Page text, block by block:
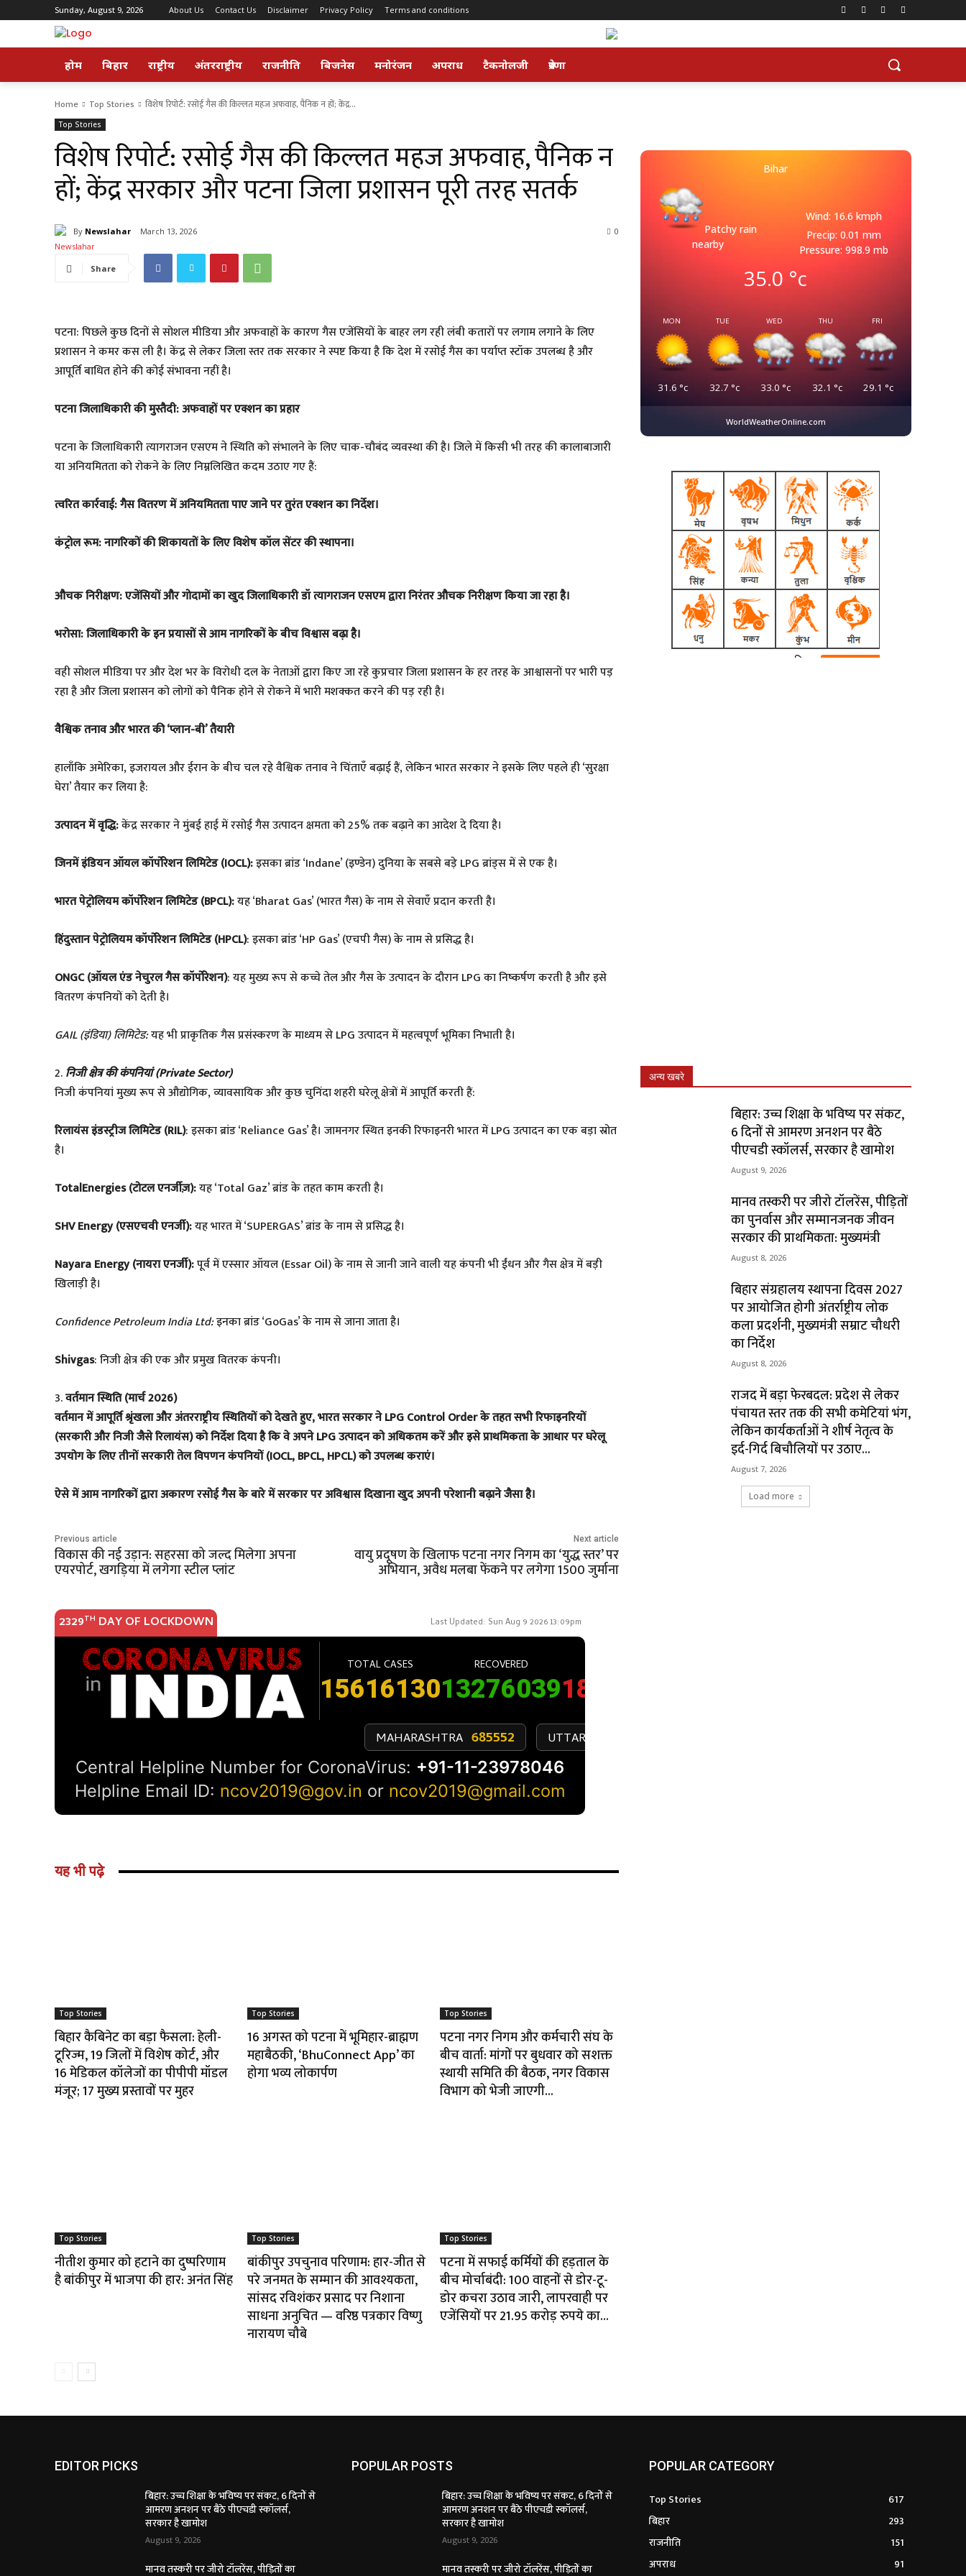
Sunday, August 9, 2026 About Us Contact Us Disclaimer Privacy Policy Terms and conditions
होम बिहार राष्ट्रीय अंतरराष्ट्रीय राजनीति बिजनेस मनोरंजन अपराध टैकनोलजी प्रेरणा
Home Top Stories विशेष रिपोर्ट: रसोई गैस की किल्लत महज अफवाह, पैनिक न हों; केंद्र...
Top Stories
विशेष रिपोर्ट: रसोई गैस की किल्लत महज अफवाह, पैनिक न
हों; केंद्र सरकार और पटना जिला प्रशासन पूरी तरह सतर्क
By Newslahar March 13, 2026 0
Share
पटना: पिछले कुछ दिनों से सोशल मीडिया और अफवाहों के कारण गैस एजेंसियों के बाहर लग रही लंबी कतारों पर लगाम लगाने के लिए
प्रशासन ने कमर कस ली है। केंद्र से लेकर जिला स्तर तक सरकार ने स्पष्ट किया है कि देश में रसोई गैस का पर्याप्त स्टॉक उपलब्ध है और
आपूर्ति बाधित होने की कोई संभावना नहीं है।
पटना जिलाधिकारी की मुस्तैदी: अफवाहों पर एक्शन का प्रहार
पटना के जिलाधिकारी त्यागराजन एसएम ने स्थिति को संभालने के लिए चाक-चौबंद व्यवस्था की है। जिले में किसी भी तरह की कालाबाजारी
या अनियमितता को रोकने के लिए निम्नलिखित कदम उठाए गए हैं:
त्वरित कार्रवाई: गैस वितरण में अनियमितता पाए जाने पर तुरंत एक्शन का निर्देश।
कंट्रोल रूम: नागरिकों की शिकायतों के लिए विशेष कॉल सेंटर की स्थापना।
औचक निरीक्षण: एजेंसियों और गोदामों का खुद जिलाधिकारी डॉ त्यागराजन एसएम द्वारा निरंतर औचक निरीक्षण किया जा रहा है।
भरोसा: जिलाधिकारी के इन प्रयासों से आम नागरिकों के बीच विश्वास बढ़ा है।
वही सोशल मीडिया पर और देश भर के विरोधी दल के नेताओं द्वारा किए जा रहे कुप्रचार जिला प्रशासन के हर तरह के आश्वासनों पर भारी पड़
रहा है और जिला प्रशासन को लोगों को पैनिक होने से रोकने में भारी मशक्कत करने की पड़ रही है।
वैश्विक तनाव और भारत की ‘प्लान-बी’ तैयारी
हालाँकि अमेरिका, इजरायल और ईरान के बीच चल रहे वैश्विक तनाव ने चिंताएँ बढ़ाई हैं, लेकिन भारत सरकार ने इसके लिए पहले ही ‘सुरक्षा
घेरा’ तैयार कर लिया है:
उत्पादन में वृद्धि:केंद्र सरकार ने मुंबई हाई में रसोई गैस उत्पादन क्षमता को 25% तक बढ़ाने का आदेश दे दिया है।
जिनमें इंडियन ऑयल कॉर्पोरेशन लिमिटेड (IOCL):इसका ब्रांड ‘Indane’ (इण्डेन) दुनिया के सबसे बड़े LPG ब्रांड्स में से एक है।
भारत पेट्रोलियम कॉर्पोरेशन लिमिटेड (BPCL):यह ‘Bharat Gas’ (भारत गैस) के नाम से सेवाएँ प्रदान करती है।
हिंदुस्तान पेट्रोलियम कॉर्पोरेशन लिमिटेड (HPCL): इसका ब्रांड ‘HP Gas’ (एचपी गैस) के नाम से प्रसिद्ध है।
ONGC (ऑयल एंड नेचुरल गैस कॉर्पोरेशन): यह मुख्य रूप से कच्चे तेल और गैस के उत्पादन के दौरान LPG का निष्कर्षण करती है और इसे
वितरण कंपनियों को देती है।
GAIL (इंडिया) लिमिटेड:यह भी प्राकृतिक गैस प्रसंस्करण के माध्यम से LPG उत्पादन में महत्वपूर्ण भूमिका निभाती है।
​2.निजी क्षेत्र की कंपनियां (Private Sector)
​निजी कंपनियां मुख्य रूप से औद्योगिक, व्यावसायिक और कुछ चुनिंदा शहरी घरेलू क्षेत्रों में आपूर्ति करती हैं:
रिलायंस इंडस्ट्रीज लिमिटेड (RIL): इसका ब्रांड ‘Reliance Gas’ है। जामनगर स्थित इनकी रिफाइनरी भारत में LPG उत्पादन का एक बड़ा स्रोत
है।
TotalEnergies (टोटल एनर्जीज़):यह ‘Total Gaz’ ब्रांड के तहत काम करती है।
SHV Energy (एसएचवी एनर्जी):यह भारत में ‘SUPERGAS’ ब्रांड के नाम से प्रसिद्ध है।
Nayara Energy (नायरा एनर्जी):पूर्व में एस्सार ऑयल (Essar Oil) के नाम से जानी जाने वाली यह कंपनी भी ईंधन और गैस क्षेत्र में बड़ी
खिलाड़ी है।
Confidence Petroleum India Ltd:इनका ब्रांड ‘GoGas’ के नाम से जाना जाता है।
Shivgas: निजी क्षेत्र की एक और प्रमुख वितरक कंपनी।
​3.वर्तमान स्थिति (मार्च 2026)
​वर्तमान में आपूर्ति श्रृंखला और अंतरराष्ट्रीय स्थितियों को देखते हुए, भारत सरकार ने LPG Control Order के तहत सभी रिफाइनरियों
(सरकारी और निजी जैसे रिलायंस) को निर्देश दिया है कि वे अपने LPG उत्पादन को अधिकतम करें और इसे प्राथमिकता के आधार पर घरेलू
उपयोग के लिए तीनों सरकारी तेल विपणन कंपनियों (IOCL, BPCL, HPCL) को उपलब्ध कराएं।
ऐसे में आम नागरिकों द्वारा अकारण रसोई गैस के बारे में सरकार पर अविश्वास दिखाना खुद अपनी परेशानी बढ़ाने जैसा है।
Previous article
विकास की नई उड़ान: सहरसा को जल्द मिलेगा अपना
एयरपोर्ट, खगड़िया में लगेगा स्टील प्लांट
Next article
वायु प्रदूषण के खिलाफ पटना नगर निगम का ‘युद्ध स्तर’ पर
अभियान, अवैध मलबा फेंकने पर लगेगा 1500 जुर्माना
यह भी पढ़े
Top Stories
बिहार कैबिनेट का बड़ा फैसला: हेली-
टूरिज्म, 19 जिलों में विशेष कोर्ट, और
16 मेडिकल कॉलेजों का पीपीपी मॉडल
मंजूर; 17 मुख्य प्रस्तावों पर मुहर
Top Stories
16 अगस्त को पटना में भूमिहार-ब्राह्मण
महाबैठकी, ‘BhuConnect App’ का
होगा भव्य लोकार्पण
Top Stories
पटना नगर निगम और कर्मचारी संघ के
बीच वार्ता: मांगों पर बुधवार को सशक्त
स्थायी समिति की बैठक, नगर विकास
विभाग को भेजी जाएगी...
Top Stories
नीतीश कुमार को हटाने का दुष्परिणाम
है बांकीपुर में भाजपा की हार: अनंत सिंह
Top Stories
बांकीपुर उपचुनाव परिणाम: हार-जीत से
परे जनमत के सम्मान की आवश्यकता,
सांसद रविशंकर प्रसाद पर निशाना
साधना अनुचित — वरिष्ठ पत्रकार विष्णु
नारायण चौबे
Top Stories
पटना में सफाई कर्मियों की हड़ताल के
बीच मोर्चाबंदी: 100 वाहनों से डोर-टू-
डोर कचरा उठाव जारी, लापरवाही पर
एजेंसियों पर 21.95 करोड़ रुपये का...
Bihar
Patchy rain
nearby
Wind: 16.6 kmph
Precip: 0.01 mm
Pressure: 998.9 mb
35.0 °c
MON
31.6 °c
TUE
32.7 °c
WED
33.0 °c
THU
32.1 °c
FRI
29.1 °c
WorldWeatherOnline.com
अन्य खबरे
बिहार: उच्च शिक्षा के भविष्य पर संकट,
6 दिनों से आमरण अनशन पर बैठे
पीएचडी स्कॉलर्स, सरकार है खामोश
August 9, 2026
मानव तस्करी पर जीरो टॉलरेंस, पीड़ितों
का पुनर्वास और सम्मानजनक जीवन
सरकार की प्राथमिकता: मुख्यमंत्री
August 8, 2026
बिहार संग्रहालय स्थापना दिवस 2027
पर आयोजित होगी अंतर्राष्ट्रीय लोक
कला प्रदर्शनी, मुख्यमंत्री सम्राट चौधरी
का निर्देश
August 8, 2026
राजद में बड़ा फेरबदल: प्रदेश से लेकर
पंचायत स्तर तक की सभी कमेटियां भंग,
लेकिन कार्यकर्ताओं ने शीर्ष नेतृत्व के
इर्द-गिर्द बिचौलियों पर उठाए...
August 7, 2026
Load more
EDITOR PICKS
बिहार: उच्च शिक्षा के भविष्य पर संकट, 6 दिनों से
आमरण अनशन पर बैठे पीएचडी स्कॉलर्स,
सरकार है खामोश
August 9, 2026
मानव तस्करी पर जीरो टॉलरेंस, पीड़ितों का
POPULAR POSTS
बिहार: उच्च शिक्षा के भविष्य पर संकट, 6 दिनों से
आमरण अनशन पर बैठे पीएचडी स्कॉलर्स,
सरकार है खामोश
August 9, 2026
मानव तस्करी पर जीरो टॉलरेंस, पीड़ितों का
POPULAR CATEGORY
Top Stories
617
बिहार
293
राजनीति
151
अपराध
91